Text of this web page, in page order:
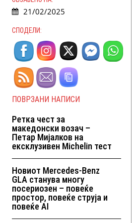
21/02/2025
СПОДЕЛИ:
ПОВРЗАНИ НАПИСИ
Ретка чест за
македонски возач –
Петар Мијалков на
ексклузивен Michelin тест
Новиот Mercedes-Benz
GLA станува многу
посериозен – повеќе
простор, повеќе струја и
повеќе AI